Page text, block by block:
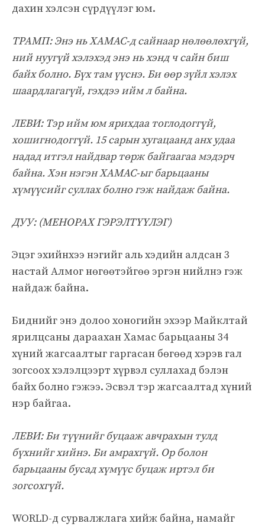
дахин хэлсэн сүрдүүлэг юм.
ТРАМП: Энэ нь ХАМАС-д сайнаар нөлөөлөхгүй,
ний нуугүй хэлэхэд энэ нь хэнд ч сайн биш
байх болно. Бүх там үүснэ. Би өөр зүйл хэлэх
шаардлагагүй, гэхдээ ийм л байна.
ЛЕВИ: Тэр ийм юм ярихдаа тоглодоггүй,
хошигнодоггүй. 15 сарын хугацаанд анх удаа
надад итгэл найдвар төрж байгаагаа мэдэрч
байна. Хэн нэгэн ХАМАС-ыг барьцааны
хүмүүсийг суллах болно гэж найдаж байна.
ДУУ: (МЕНОРАХ ГЭРЭЛТҮҮЛЭГ)
Эцэг эхийнхээ нэгийг аль хэдийн алдсан 3
настай Алмог нөгөөтэйгөө эргэн нийлнэ гэж
найдаж байна.
Биднийг энэ долоо хоногийн эхээр Майклтай
ярилцсаны дараахан Хамас барьцааны 34
хүний ​​жагсаалтыг гаргасан бөгөөд хэрэв гал
зогсоох хэлэлцээрт хүрвэл суллахад бэлэн
байх болно гэжээ. Эсвэл тэр жагсаалтад хүний
​​нэр байгаа.
ЛЕВИ: Би түүнийг буцааж авчрахын тулд
бүхнийг хийнэ. Би амрахгүй. Ор болон
барьцааны бусад хүмүүс буцаж иртэл би
зогсохгүй.
WORLD-д сурвалжлага хийж байна, намайг